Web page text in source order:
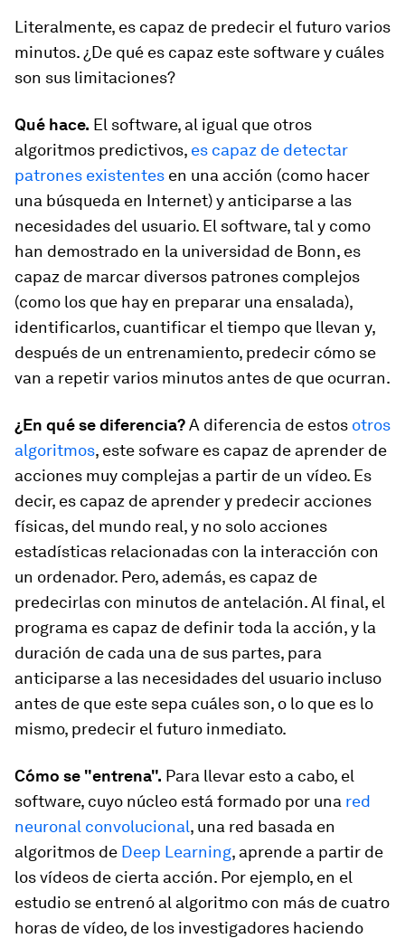
Literalmente, es capaz de predecir el futuro varios
minutos. ¿De qué es capaz este software y cuáles
son sus limitaciones?
Qué hace. El software, al igual que otros
algoritmos predictivos, es capaz de detectar
patrones existentes en una acción (como hacer
una búsqueda en Internet) y anticiparse a las
necesidades del usuario. El software, tal y como
han demostrado en la universidad de Bonn, es
capaz de marcar diversos patrones complejos
(como los que hay en preparar una ensalada),
identificarlos, cuantificar el tiempo que llevan y,
después de un entrenamiento, predecir cómo se
van a repetir varios minutos antes de que ocurran.
¿En qué se diferencia?A diferencia de estos otros
algoritmos, este sofware es capaz de aprender de
acciones muy complejas a partir de un vídeo. Es
decir, es capaz de aprender y predecir acciones
físicas, del mundo real, y no solo acciones
estadísticas relacionadas con la interacción con
un ordenador. Pero, además, es capaz de
predecirlas con minutos de antelación. Al final, el
programa es capaz de definir toda la acción, y la
duración de cada una de sus partes, para
anticiparse a las necesidades del usuario incluso
antes de que este sepa cuáles son, o lo que es lo
mismo, predecir el futuro inmediato.
Cómo se "entrena". Para llevar esto a cabo, el
software, cuyo núcleo está formado por una red
neuronal convolucional, una red basada en
algoritmos de Deep Learning, aprende a partir de
los vídeos de cierta acción. Por ejemplo, en el
estudio se entrenó al algoritmo con más de cuatro
horas de vídeo, de los investigadores haciendo